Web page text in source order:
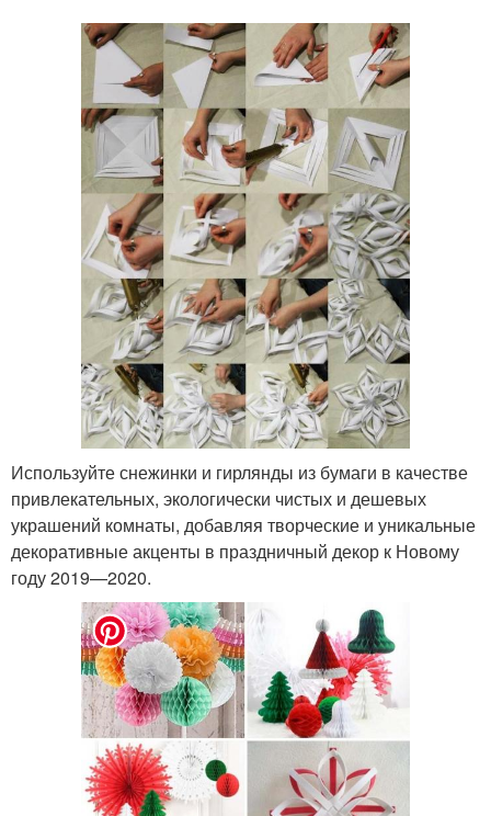
Используйте снежинки и гирлянды из бумаги в качестве
привлекательных, экологически чистых и дешевых
украшений комнаты, добавляя творческие и уникальные
декоративные акценты в праздничный декор к Новому
году 2019—2020.